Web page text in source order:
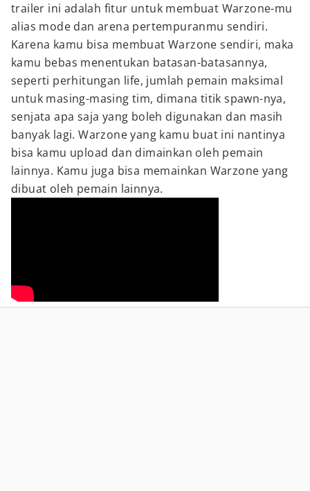
trailer ini adalah fitur untuk membuat Warzone-mu
alias mode dan arena pertempuranmu sendiri.
Karena kamu bisa membuat Warzone sendiri, maka
kamu bebas menentukan batasan-batasannya,
seperti perhitungan life, jumlah pemain maksimal
untuk masing-masing tim, dimana titik spawn-nya,
senjata apa saja yang boleh digunakan dan masih
banyak lagi. Warzone yang kamu buat ini nantinya
bisa kamu upload dan dimainkan oleh pemain
lainnya. Kamu juga bisa memainkan Warzone yang
dibuat oleh pemain lainnya.